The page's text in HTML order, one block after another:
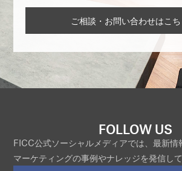
ご相談・お問い合わせはこち
FOLLOW US
FICC公式ソーシャルメディアでは、最新情
マーケティングの事例やナレッジを発信して